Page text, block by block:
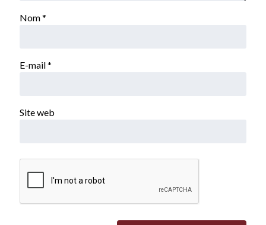
Nom*
E-mail*
Site web